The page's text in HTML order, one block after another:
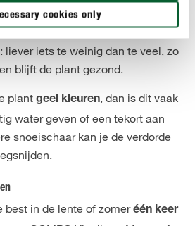
cookies only
ongeveeréén keer per week
volstaat eens per 2 à 3 weken.
liever iets te weinig dan te veel, zo
blijft de plant gezond.
plant geel kleuren, dan is dit vaak
water geven of een tekort aan
snoeischaar kan je de verdorde
best in de lente of zomeréén keer